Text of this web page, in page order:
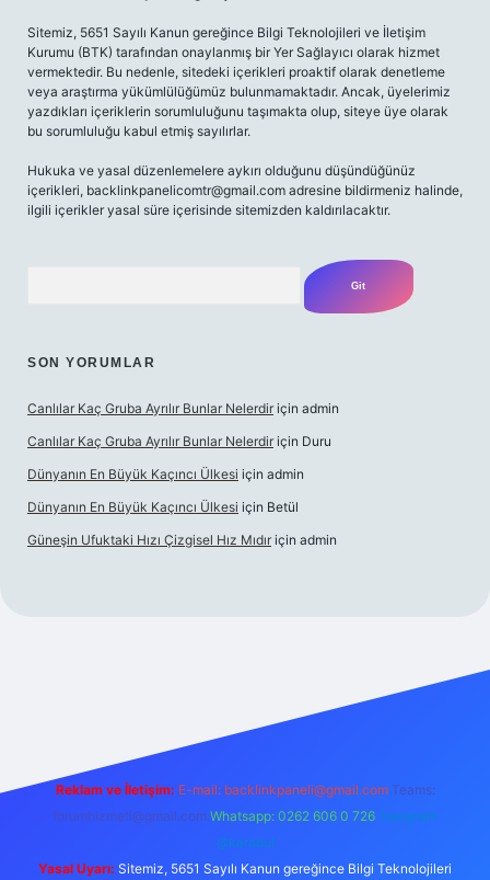
Sitemiz, 5651 Sayılı Kanun gereğince Bilgi Teknolojileri ve İletişim
Kurumu (BTK) tarafından onaylanmış bir Yer Sağlayıcı olarak hizmet
vermektedir. Bu nedenle, sitedeki içerikleri proaktif olarak denetleme
veya araştırma yükümlülüğümüz bulunmamaktadır. Ancak, üyelerimiz
yazdıkları içeriklerin sorumluluğunu taşımakta olup, siteye üye olarak
bu sorumluluğu kabul etmiş sayılırlar.
Hukuka ve yasal düzenlemelere aykırı olduğunu düşündüğünüz
içerikleri, backlinkpanelicomtr@gmail.com adresine bildirmeniz halinde,
ilgili içerikler yasal süre içerisinde sitemizden kaldırılacaktır.
SON YORUMLAR
Canlılar Kaç Gruba Ayrılır Bunlar Nelerdir için admin
Canlılar Kaç Gruba Ayrılır Bunlar Nelerdir için Duru
Dünyanın En Büyük Kaçıncı Ülkesi için admin
Dünyanın En Büyük Kaçıncı Ülkesi için Betül
Güneşin Ufuktaki Hızı Çizgisel Hız Mıdır için admin
Reklam ve İletişim: E-mail: backlinkpaneli@gmail.com Teams:
forumhizmeti@gmail.com Whatsapp: 0262 606 0 726 Telegram:
@karabul
Yasal Uyarı: Sitemiz, 5651 Sayılı Kanun gereğince Bilgi Teknolojileri